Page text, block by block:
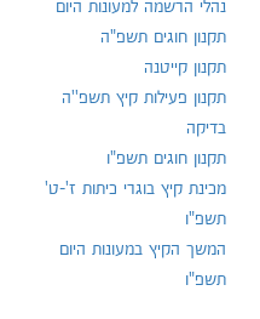
נהלי הרשמה למעונות היום
תקנון חוגים תשפ"ה
תקנון קייטנה
תקנון פעילות קיץ תשפ''ה
בדיקה
תקנון חוגים תשפ"ו
מכינת קיץ בוגרי כיתות ז'-ט'
תשפ"ו
המשך הקיץ במעונות היום
תשפ"ו